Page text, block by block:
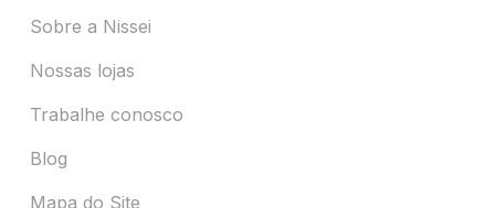
Sobre a Nissei
Nossas lojas
Trabalhe conosco
Blog
Mapa do Site